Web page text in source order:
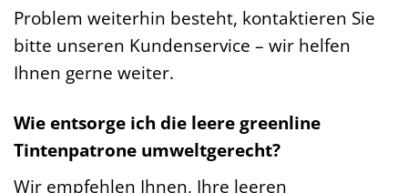
Problem weiterhin besteht, kontaktieren Sie
bitte unseren Kundenservice – wir helfen
Ihnen gerne weiter.
Wie entsorge ich die leere greenline
Tintenpatrone umweltgerecht?
Wir empfehlen Ihnen, Ihre leeren